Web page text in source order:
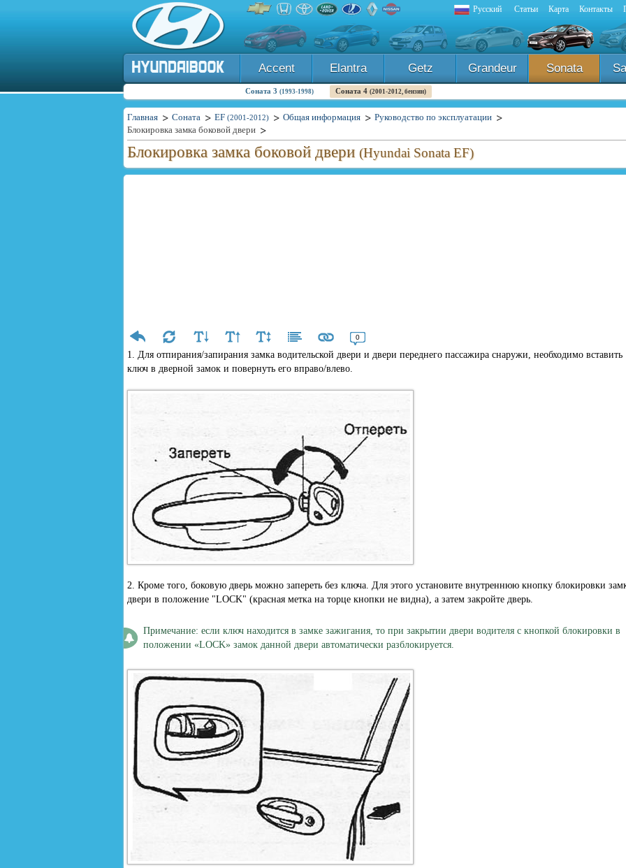
Русский Статьи Карта Контакты
Accent Elantra Getz Grandeur Sonata
Соната 3 (1993-1998) Соната 4 (2001-2012, бензин)
Главная Соната EF (2001-2012) Общая информация
Руководство по эксплуатации
Блокировка замка боковой двери
Блокировка замка боковой двери (Hyundai Sonata EF)
0
1. Для отпирания/запирания замка водительской двери и двери переднего пассажира снаружи, необходимо вставить
ключ в дверной замок и повернуть его вправо/влево.
2. Кроме того, боковую дверь можно запереть без ключа. Для этого установите внутреннюю кнопку блокировки
двери в положение "LOCK" (красная метка на торце кнопки не видна), а затем закройте дверь.
Примечание: если ключ находится в замке зажигания, то при закрытии двери водителя с кнопкой блокировки в
положении «LOCK» замок данной двери автоматически разблокируется.